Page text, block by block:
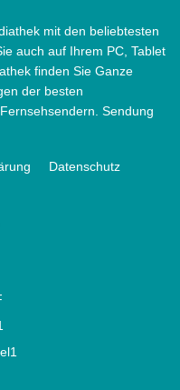
mit den beliebtesten
auch auf Ihrem PC, Tablet
finden Sie Ganze
der besten
Sendung
Datenschutz